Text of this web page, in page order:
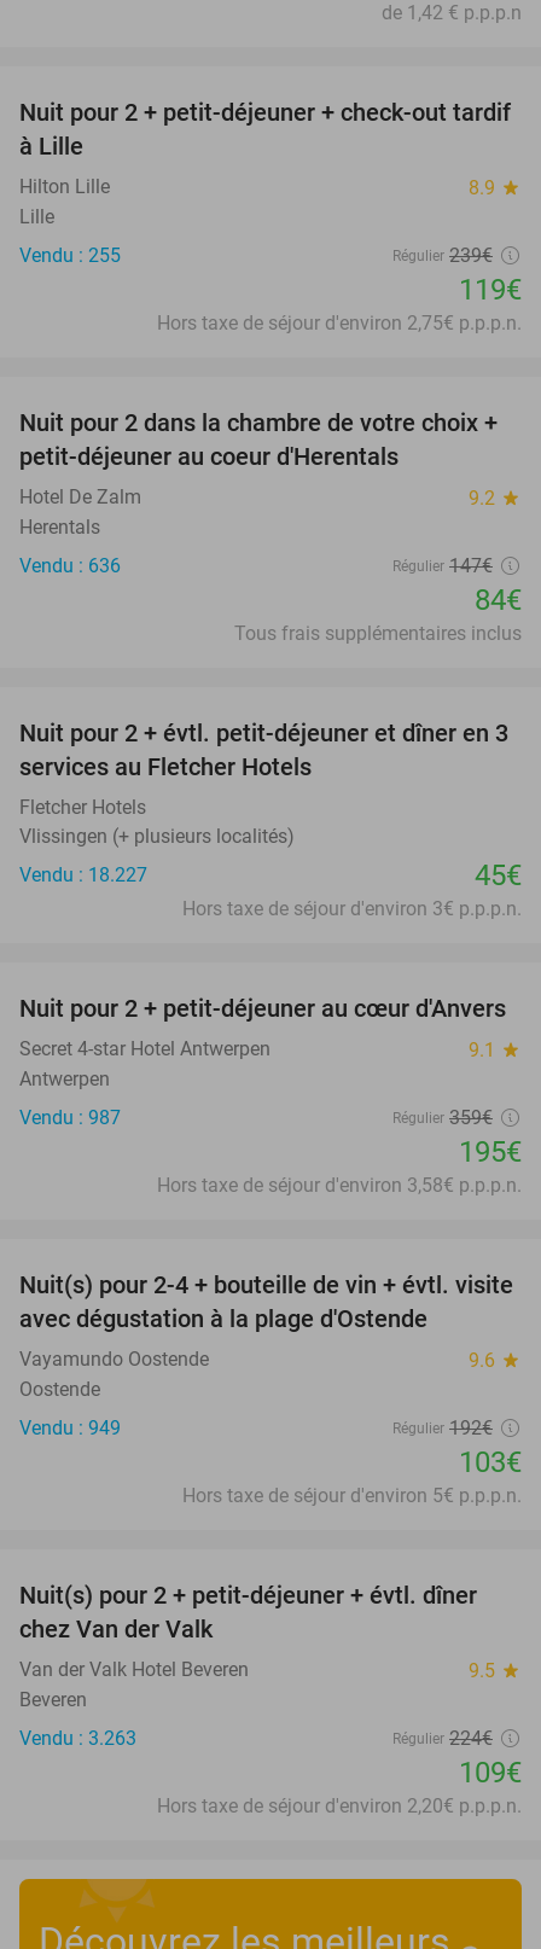
de 1,42 € p.p.p.n
50%
Nuit pour 2 + petit-déjeuner + check-out tardif
à Lille
Hilton Lille 8.9 star
Lille
Vendu : 255
Régulier 239€
119€
Hors taxe de séjour d'environ 2,75€ p.p.p.n.
43%
Nuit pour 2 dans la chambre de votre choix +
petit-déjeuner au coeur d'Herentals
Hotel De Zalm 9.2 star
Herentals
Vendu : 636
Régulier 147€
84€
Tous frais supplémentaires inclus
Nuit pour 2 + évtl. petit-déjeuner et dîner en 3
services au Fletcher Hotels
Fletcher Hotels
Vlissingen (+ plusieurs localités)
Vendu : 18.227
45€
Hors taxe de séjour d'environ 3€ p.p.p.n.
46%
Nuit pour 2 + petit-déjeuner au cœur d'Anvers
Secret 4-star Hotel Antwerpen 9.1 star
Antwerpen
Vendu : 987
Régulier 359€
195€
Hors taxe de séjour d'environ 3,58€ p.p.p.n.
46%
Nuit(s) pour 2-4 + bouteille de vin + évtl. visite
avec dégustation à la plage d'Ostende
Vayamundo Oostende 9.6 star
Oostende
Vendu : 949
Régulier 192€
103€
Hors taxe de séjour d'environ 5€ p.p.p.n.
51%
Nuit(s) pour 2 + petit-déjeuner + évtl. dîner
chez Van der Valk
Van der Valk Hotel Beveren 9.5 star
Beveren
Vendu : 3.263
Régulier 224€
109€
Hors taxe de séjour d'environ 2,20€ p.p.p.n.